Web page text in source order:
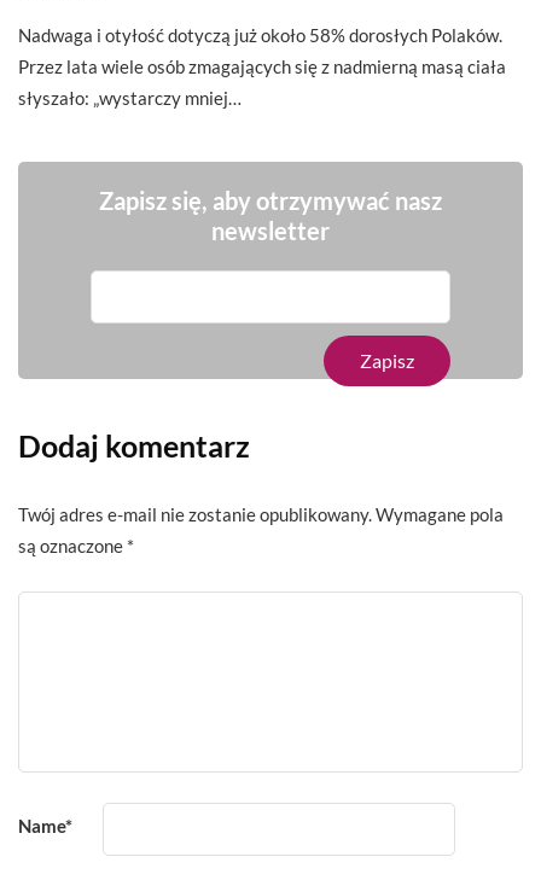
Nadwaga i otyłość dotyczą już około 58% dorosłych Polaków.
Przez lata wiele osób zmagających się z nadmierną masą ciała
słyszało: „wystarczy mniej…
Zapisz się, aby otrzymywać nasz
newsletter
Dodaj komentarz
Twój adres e-mail nie zostanie opublikowany. Wymagane pola
są oznaczone *
Name*